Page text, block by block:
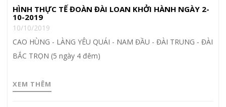
HÌNH THỰC TẾ ĐOÀN ĐÀI LOAN KHỞI HÀNH NGÀY 2-
10-2019
10/10/2019
CAO HÙNG - LÀNG YÊU QUÁI - NAM ĐẦU - ĐÀI TRUNG - ĐÀI
BẮC TRỌN (5 ngày 4 đêm)
XEM THÊM